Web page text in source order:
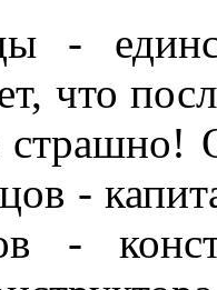
-
что
-
-